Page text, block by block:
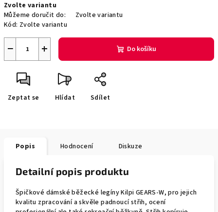
cena:
Zvolte variantu
Můžeme doručit do:
Zvolte variantu
Kód: Zvolte variantu
+
− Do košíku
Zeptat se Hlídat Sdílet
Popis Hodnocení Diskuze
Detailní popis produktu
Špičkové dámské běžecké legíny Kilpi GEARS-W, pro jejich
kvalitu zpracování a skvěle padnoucí střih, ocení